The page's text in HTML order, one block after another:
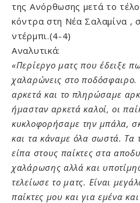
της Ανόρθωσης μετά το
κόντρα στη Νέα Σαλαμίνα ,
ντέρμπι.(4-4)
Αναλυτικά:
«Περίεργο ματς που έδειξε
χαλαρώνεις στο
αρκετά και το πληρώσαμε
ήμασταν αρκετά καλοί, οι
κυκλοφορήσαμε την μπάλα,
και τα κάναμε όλα σωστά. Τα
είπα στους παίκτες στα
χαλάρωσης αλλά και
τελείωσε το ματς. Είναι
παίκτες μου και για εμένα